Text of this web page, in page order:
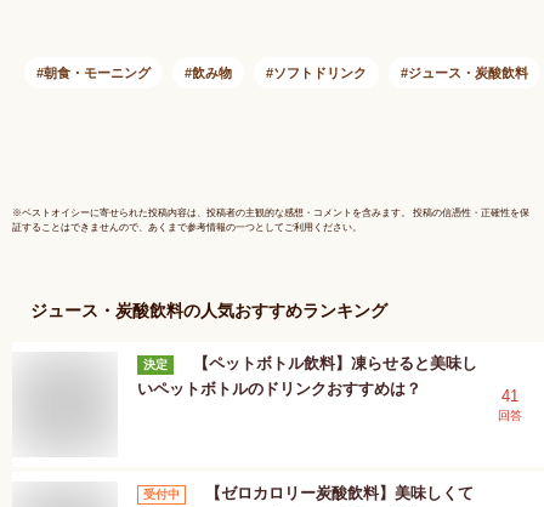
100％ な
朝食・モーニング 飲み物 ソフトドリンク ジュース・炭酸飲料
※ベストオイシーに寄せられた投稿内容は、投稿者の主観的な感想・コメントを含みます。 投稿の信憑性・正確性を保
証することはできませんので、あくまで参考情報の一つとしてご利用ください。
ジュース・炭酸飲料の人気おすすめランキング
決定
【ペットボトル飲料】凍らせると美味し
いペットボトルのドリンクおすすめは？
41
回答
受付中
【ゼロカロリー炭酸飲料】美味しくて